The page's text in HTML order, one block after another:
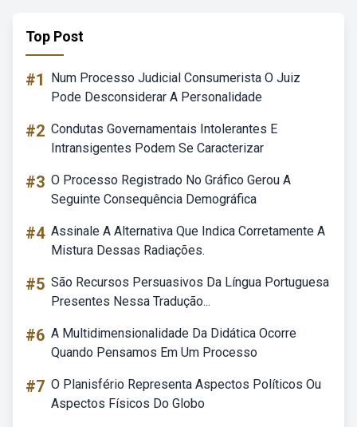
Top Post
#1
Num Processo Judicial Consumerista O Juiz
Pode Desconsiderar A Personalidade
#2 Condutas Governamentais Intolerantes E
Intransigentes Podem Se Caracterizar
#3 O Processo Registrado No Gráfico Gerou A
Seguinte Consequência Demográfica
#4 Assinale A Alternativa Que Indica Corretamente A
Mistura Dessas Radiações.
#5 São Recursos Persuasivos Da Língua Portuguesa
Presentes Nessa Tradução...
#6 A Multidimensionalidade Da Didática Ocorre
Quando Pensamos Em Um Processo
#7 O Planisfério Representa Aspectos Políticos Ou
Aspectos Físicos Do Globo